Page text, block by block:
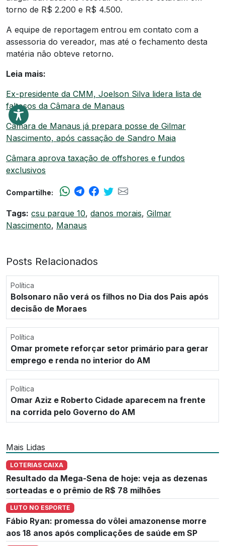
torno de R$ 2.200 e R$ 4.500.
A equipe de reportagem entrou em contato com a
assessoria do vereador, mas até o fechamento desta
matéria não obteve retorno.
Leia mais:
Ex-presidente da CMM, Joelson Silva lidera lista de
faltosos da Câmara de Manaus
Câmara de Manaus já prepara posse de Gilmar
Nascimento, após cassação de Sandro Maia
Câmara aprova taxação de offshores e fundos
exclusivos
Compartilhe:
Tags: csu parque 10, danos morais, Gilmar
Nascimento, Manaus
Posts Relacionados
Política
Bolsonaro não verá os filhos no Dia dos Pais após
decisão de Moraes
Política
Omar promete reforçar setor primário para gerar
emprego e renda no interior do AM
Política
Omar Aziz e Roberto Cidade aparecem na frente
na corrida pelo Governo do AM
Mais Lidas
LOTERIAS CAIXA
Resultado da Mega-Sena de hoje: veja as dezenas
sorteadas e o prêmio de R$ 78 milhões
LUTO NO ESPORTE
Fábio Ryan: promessa do vôlei amazonense morre
aos 18 anos após complicações de saúde em SP